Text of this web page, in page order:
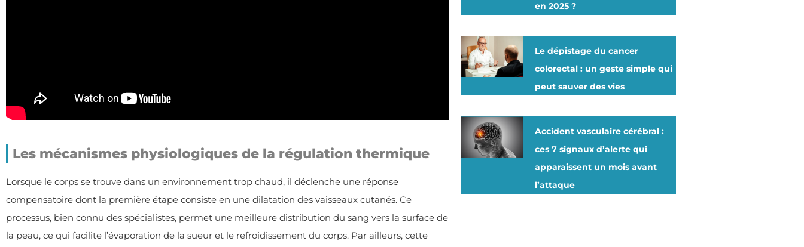
Les mécanismes physiologiques de la régulation thermique
Lorsque le corps se trouve dans un environnement trop chaud, il déclenche une réponse
compensatoire dont la première étape consiste en une dilatation des vaisseaux cutanés. Ce
processus, bien connu des spécialistes, permet une meilleure distribution du sang vers la surface de
la peau, ce qui facilite l’évaporation de la sueur et le refroidissement du corps. Par ailleurs, cette
en 2025 ?
Le dépistage du cancer
colorectal : un geste simple qui
peut sauver des vies
Accident vasculaire cérébral :
ces 7 signaux d’alerte qui
apparaissent un mois avant
l’attaque